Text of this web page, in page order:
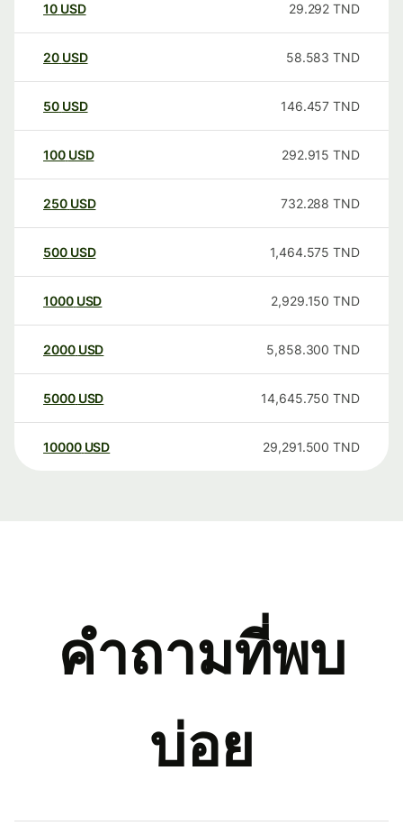
10 USD 29.292 TND
20 USD 58.583 TND
50 USD 146.457 TND
100 USD 292.915 TND
250 USD 732.288 TND
500 USD 1,464.575 TND
1000 USD 2,929.150 TND
2000 USD 5,858.300 TND
5000 USD 14,645.750 TND
10000 USD 29,291.500 TND
คำถามที่พบ
บ่อย